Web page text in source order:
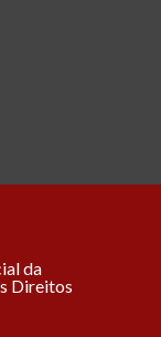
da
Direitos